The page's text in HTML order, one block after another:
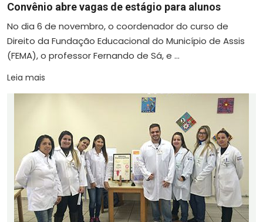
Convênio abre vagas de estágio para alunos
No dia 6 de novembro, o coordenador do curso de
Direito da Fundação Educacional do Município de Assis
(FEMA), o professor Fernando de Sá, e ...
Leia mais